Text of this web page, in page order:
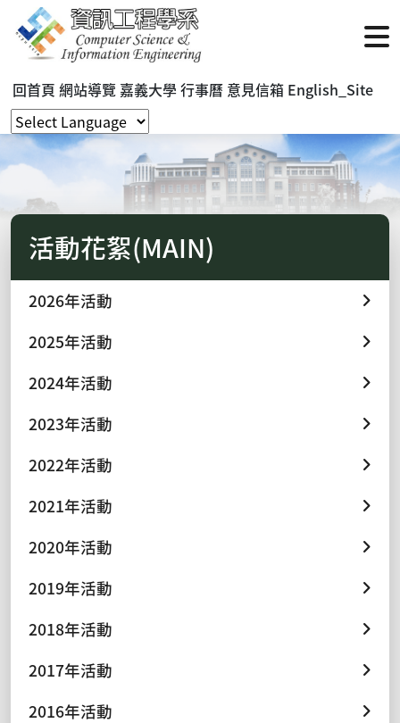
回首頁 網站導覽 嘉義大學行事曆 意見信箱 English_Site
活動花絮(MAIN)
2026年活動
2025年活動
2024年活動
2023年活動
2022年活動
2021年活動
2020年活動
2019年活動
2018年活動
2017年活動
2016年活動